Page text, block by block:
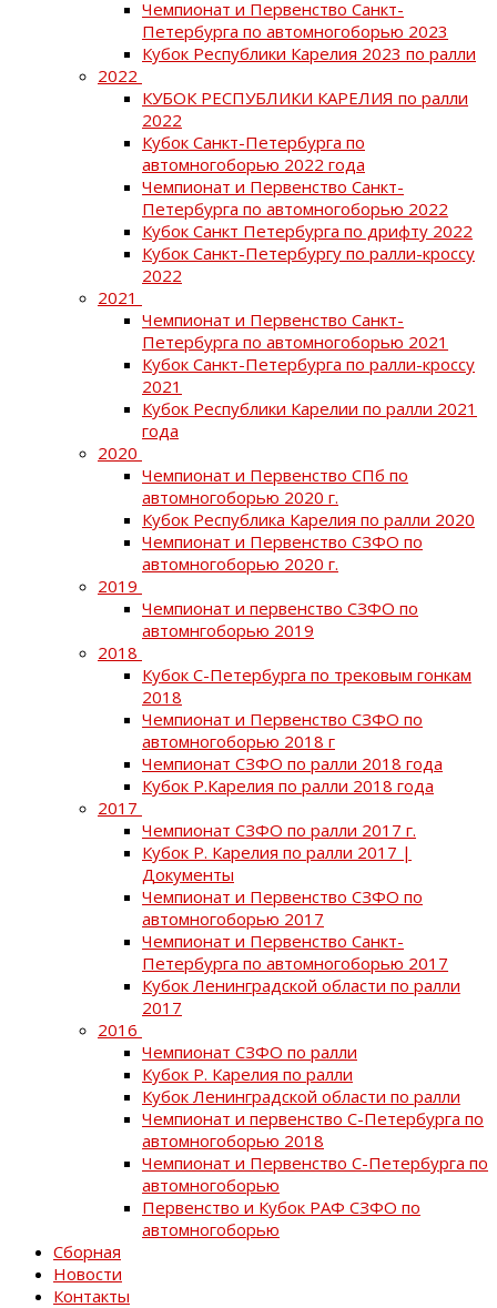
Чемпионат и Первенство Санкт-
Петербурга по автомногоборью 2023
Кубок Республики Карелия 2023 по ралли
2022
КУБОК РЕСПУБЛИКИ КАРЕЛИЯ по ралли
2022
Кубок Санкт-Петербурга по
автомногоборью 2022 года
Чемпионат и Первенство Санкт-
Петербурга по автомногоборью 2022
Кубок Санкт Петербурга по дрифту 2022
Кубок Санкт-Петербургу по ралли-кроссу
2022
2021
Чемпионат и Первенство Санкт-
Петербурга по автомногоборью 2021
Кубок Санкт-Петербурга по ралли-кроссу
2021
Кубок Республики Карелии по ралли 2021
года
2020
Чемпионат и Первенство СПб по
автомногоборью 2020 г.
Кубок Республика Карелия по ралли 2020
Чемпионат и Первенство СЗФО по
автомногоборью 2020 г.
2019
Чемпионат и первенство СЗФО по
автомнгоборью 2019
2018
Кубок С-Петербурга по трековым гонкам
2018
Чемпионат и Первенство СЗФО по
автомногоборью 2018 г
Чемпионат СЗФО по ралли 2018 года
Кубок Р.Карелия по ралли 2018 года
2017
Чемпионат СЗФО по ралли 2017 г.
Кубок Р. Карелия по ралли 2017 |
Документы
Чемпионат и Первенство СЗФО по
автомногоборью 2017
Чемпионат и Первенство Санкт-
Петербурга по автомногоборью 2017
Кубок Ленинградской области по ралли
2017
2016
Чемпионат СЗФО по ралли
Кубок Р. Карелия по ралли
Кубок Ленинградской области по ралли
Чемпионат и первенство С-Петербурга по
автомногоборью 2018
Чемпионат и Первенство С-Петербурга по
автомногоборью
Первенство и Кубок РАФ СЗФО по
автомногоборью
Сборная
Новости
Контакты